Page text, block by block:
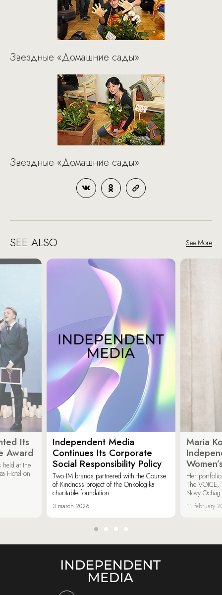
Звездные «Домашние сады»
Звездные «Домашние сады»
SEE ALSO See More
Its
Award
held at the
Hotel on
Independent Media
Continues Its Corporate
Social Responsibility Policy
Two IM brands partnered with the Course
of Kindness project of the Onkologika
charitable foundation.
3 march 2026
Maria
Her
The VOICE,
Novy Ochag.
11 february